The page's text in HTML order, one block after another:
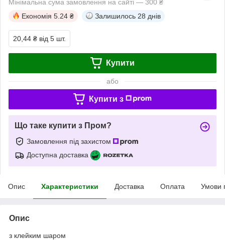
Мінімальна сума замовлення на сайті — 300 ₴
Економія 5.24 ₴ Залишилось 28 днів
20,44 ₴ від 5 шт.
Купити
або
Купити з
Що таке купити з Пром?
Замовлення під захистом
Доступна доставка
Опис Характеристики Доставка Оплата Умови
Опис
з клейким шаром